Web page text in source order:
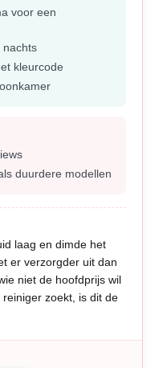
voor een
nachts
kleurcode
duurdere modellen
laag en dimde het
er verzorgder uit dan
niet de hoofdprijs wil
zoekt, is dit de